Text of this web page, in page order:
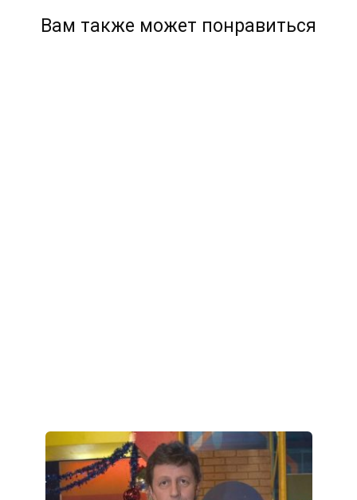
Вам также может понравиться